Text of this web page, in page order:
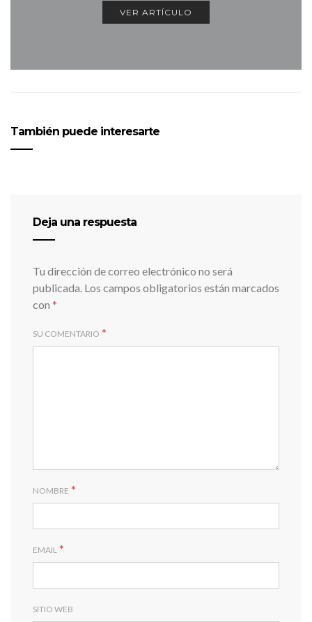
VER ARTÍCULO
También puede interesarte
Deja una respuesta
Tu dirección de correo electrónico no será
publicada. Los campos obligatorios están marcados
con *
SU COMENTARIO *
NOMBRE *
EMAIL *
SITIO WEB